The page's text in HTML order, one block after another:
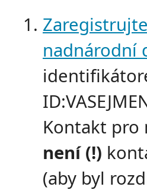
nadnárodní
Kontakt pro
není (!)
(aby byl